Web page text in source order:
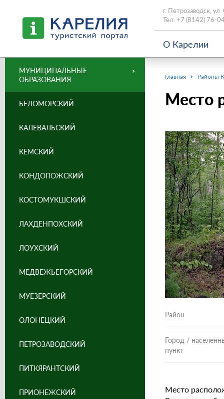
г. Петрозаводск,
Тел. +7 (8142) 76-
О Карелии
Главная Районы
Место
Район
Город /
пункт
Место
МУНИЦИПАЛЬНЫЕ
ОБРАЗОВАНИЯ
БЕЛОМОРСКИЙ
КАЛЕВАЛЬСКИЙ
КЕМСКИЙ
КОНДОПОЖСКИЙ
КОСТОМУКШСКИЙ
ЛАХДЕНПОХСКИЙ
ЛОУХСКИЙ
МЕДВЕЖЬЕГОРСКИЙ
МУЕЗЕРСКИЙ
ОЛОНЕЦКИЙ
ПЕТРОЗАВОДСКИЙ
ПИТКЯРАНТСКИЙ
ПРИОНЕЖСКИЙ